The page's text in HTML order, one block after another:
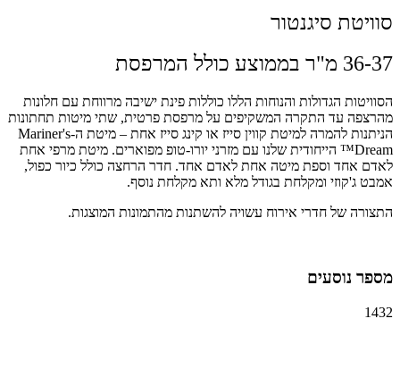
סוויטת סיגנטור
36-37 מ"ר בממוצע כולל המרפסת
הסוויטות הגדולות והנוחות הללו כוללות פינת ישיבה מרווחת עם חלונות
מהרצפה עד התקרה המשקיפים על מרפסת פרטית, שתי מיטות תחתונות
הניתנות להמרה למיטת קווין סייז או קינג סייז אחת – מיטת ה-Mariner's
Dream™ הייחודית שלנו עם מזרני יורו-טופ מפוארים. מיטת מרפי אחת
לאדם אחד וספת מיטה אחת לאדם אחד. חדר הרחצה כולל כיור כפול,
אמבט ג'קוזי ומקלחת בגודל מלא ותא מקלחת נוסף.
התצורה של חדרי אירוח עשויה להשתנות מהתמונות המוצגות.
מספר נוסעים
1432